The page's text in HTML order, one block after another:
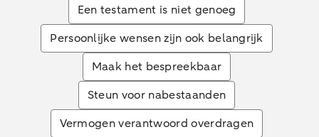
Een testament is niet genoeg
Persoonlijke wensen zijn ook belangrijk
Maak het bespreekbaar
Steun voor nabestaanden
Vermogen verantwoord overdragen